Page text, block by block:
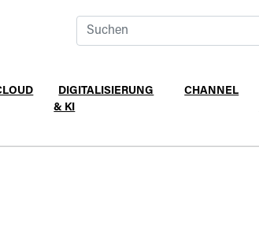
DIGITALISIERUNG
& KI
CHANNEL